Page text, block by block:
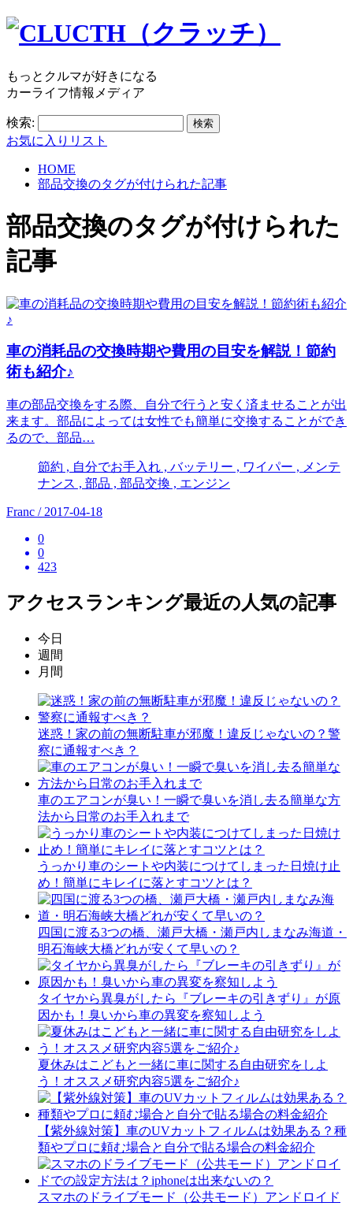
もっとクルマが好きになる
カーライフ情報メディア
検索:
お気に入りリスト
HOME
部品交換のタグが付けられた記事
部品交換のタグが付けられた
記事
車の消耗品の交換時期や費用の目安を解説！節約
術も紹介♪
車の部品交換をする際、自分で行うと安く済ませることが出
来ます。部品によっては女性でも簡単に交換することができ
るので、部品…
節約 , 自分でお手入れ , バッテリー , ワイパー , メンテ
ナンス , 部品 , 部品交換 , エンジン
Franc / 2017-04-18
0
0
423
アクセスランキング最近の人気の記事
今日
週間
月間
迷惑！家の前の無断駐車が邪魔！違反じゃないの？警
察に通報すべき？
車のエアコンが臭い！一瞬で臭いを消し去る簡単な方
法から日常のお手入れまで
うっかり車のシートや内装につけてしまった日焼け止
め！簡単にキレイに落とすコツとは？
四国に渡る3つの橋、瀬戸大橋・瀬戸内しまなみ海道・
明石海峡大橋どれが安くて早いの？
タイヤから異臭がしたら『ブレーキの引きずり』が原
因かも！臭いから車の異変を察知しよう
夏休みはこどもと一緒に車に関する自由研究をしよ
う！オススメ研究内容5選をご紹介♪
【紫外線対策】車のUVカットフィルムは効果ある？種
類やプロに頼む場合と自分で貼る場合の料金紹介
スマホのドライブモード（公共モード）アンドロイド